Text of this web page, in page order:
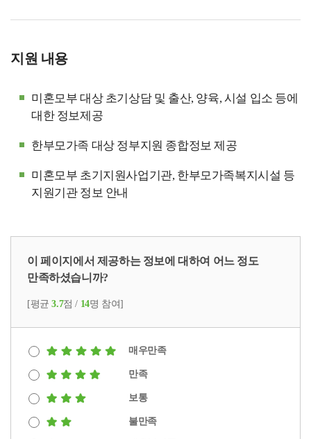
지원 내용
미혼모부 대상 초기상담 및 출산, 양육, 시설 입소 등에
대한 정보제공
한부모가족 대상 정부지원 종합정보 제공
미혼모부 초기지원사업기관, 한부모가족복지시설 등
지원기관 정보 안내
이 페이지에서 제공하는 정보에 대하여 어느 정도
만족하셨습니까?
[평균3.7점 / 14명 참여]
매우만족
만족
보통
불만족